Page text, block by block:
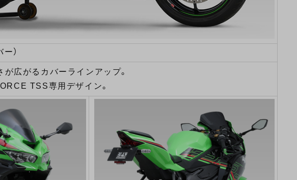
）
広がるカバーラインアップ。
TSS専用デザイン。